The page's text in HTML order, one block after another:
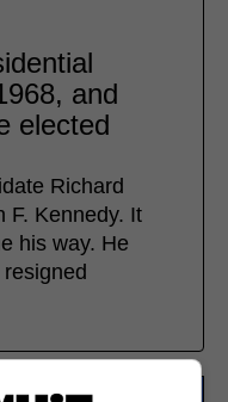
and
elected
Richard
F. Kennedy. It
his way. He